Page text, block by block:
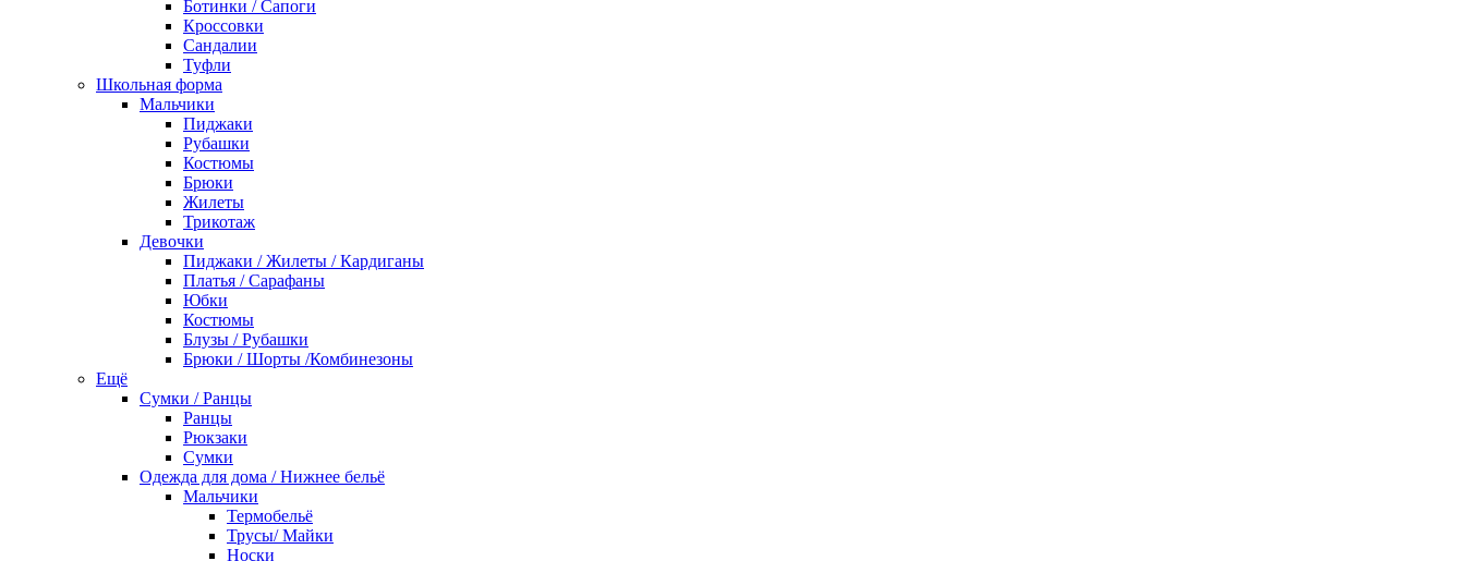
Ботинки / Сапоги
Кроссовки
Сандалии
Туфли
Школьная форма
Мальчики
Пиджаки
Рубашки
Костюмы
Брюки
Жилеты
Трикотаж
Девочки
Пиджаки / Жилеты / Кардиганы
Платья / Сарафаны
Юбки
Костюмы
Блузы / Рубашки
Брюки / Шорты /Комбинезоны
Ещё
Сумки / Ранцы
Ранцы
Рюкзаки
Сумки
Одежда для дома / Нижнее бельё
Мальчики
Термобельё
Трусы/ Майки
Носки